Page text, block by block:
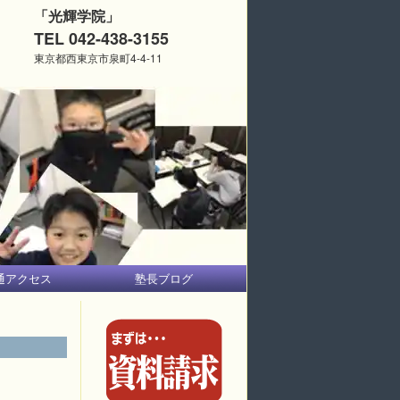
「光輝学院」
TEL 042-438-3155
東京都西東京市泉町4-4-11
アクセス 塾長ブログ